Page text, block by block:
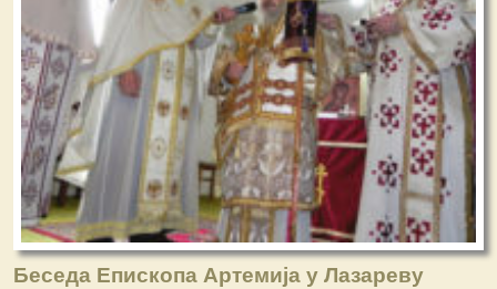
Беседа Епископа Артемија у Лазареву